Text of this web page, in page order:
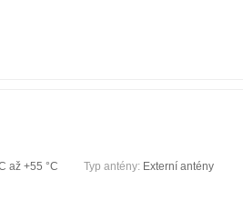
až +55 °С Typ antény: Externí antény